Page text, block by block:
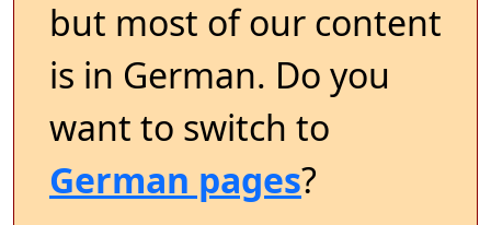
but most of our content
is in German. Do you
want to switch to
German pages?